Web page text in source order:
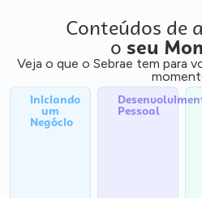
Conteúdos de
o seu
Veja o que o Sebrae tem para
Iniciando
um
Negócio
Pessoal